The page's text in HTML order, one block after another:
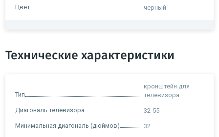
Цвет черный
Технические характеристики
Тип
кронштейн для
телевизора
Диагональ телевизора 32-55
Минимальная диагональ (дюймов) 32